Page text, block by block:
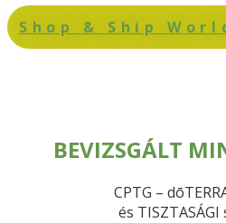
Shop & Ship
BEVIZSGÁLT
CPTG –
és